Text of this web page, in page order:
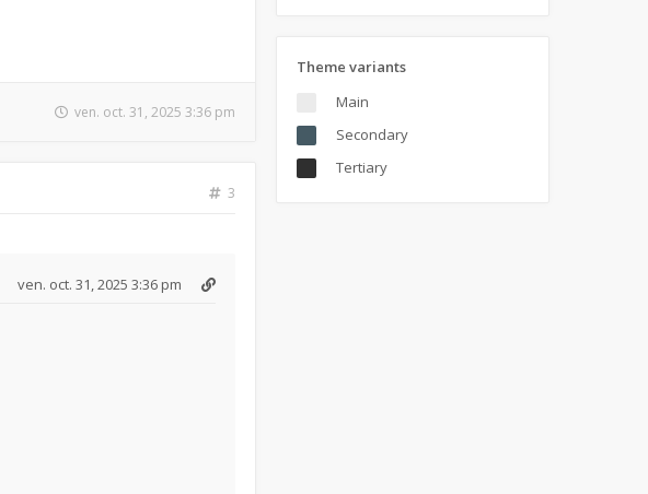
ven. oct. 31, 2025 3:36 pm
3
ven. oct. 31, 2025 3:36 pm
Theme variants
Main
Secondary
Tertiary